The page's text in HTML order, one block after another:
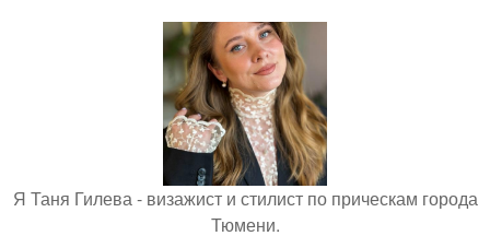
Я Таня Гилева - визажист и стилист по прическам города
Тюмени.